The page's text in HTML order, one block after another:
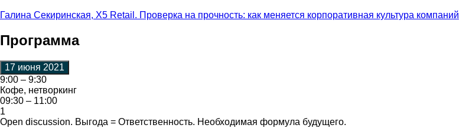
Галина Секиринская, X5 Retail. Проверка на прочность: как меняется корпоративная культура компаний
Программа
17 июня 2021
9:00 – 9:30
Кофе, нетворкинг
09:30 – 11:00
1
Open discussion. Выгода = Ответственность. Необходимая формула будущего.